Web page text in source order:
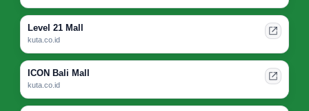
Level 21 Mall
kuta.co.id
ICON Bali Mall
kuta.co.id